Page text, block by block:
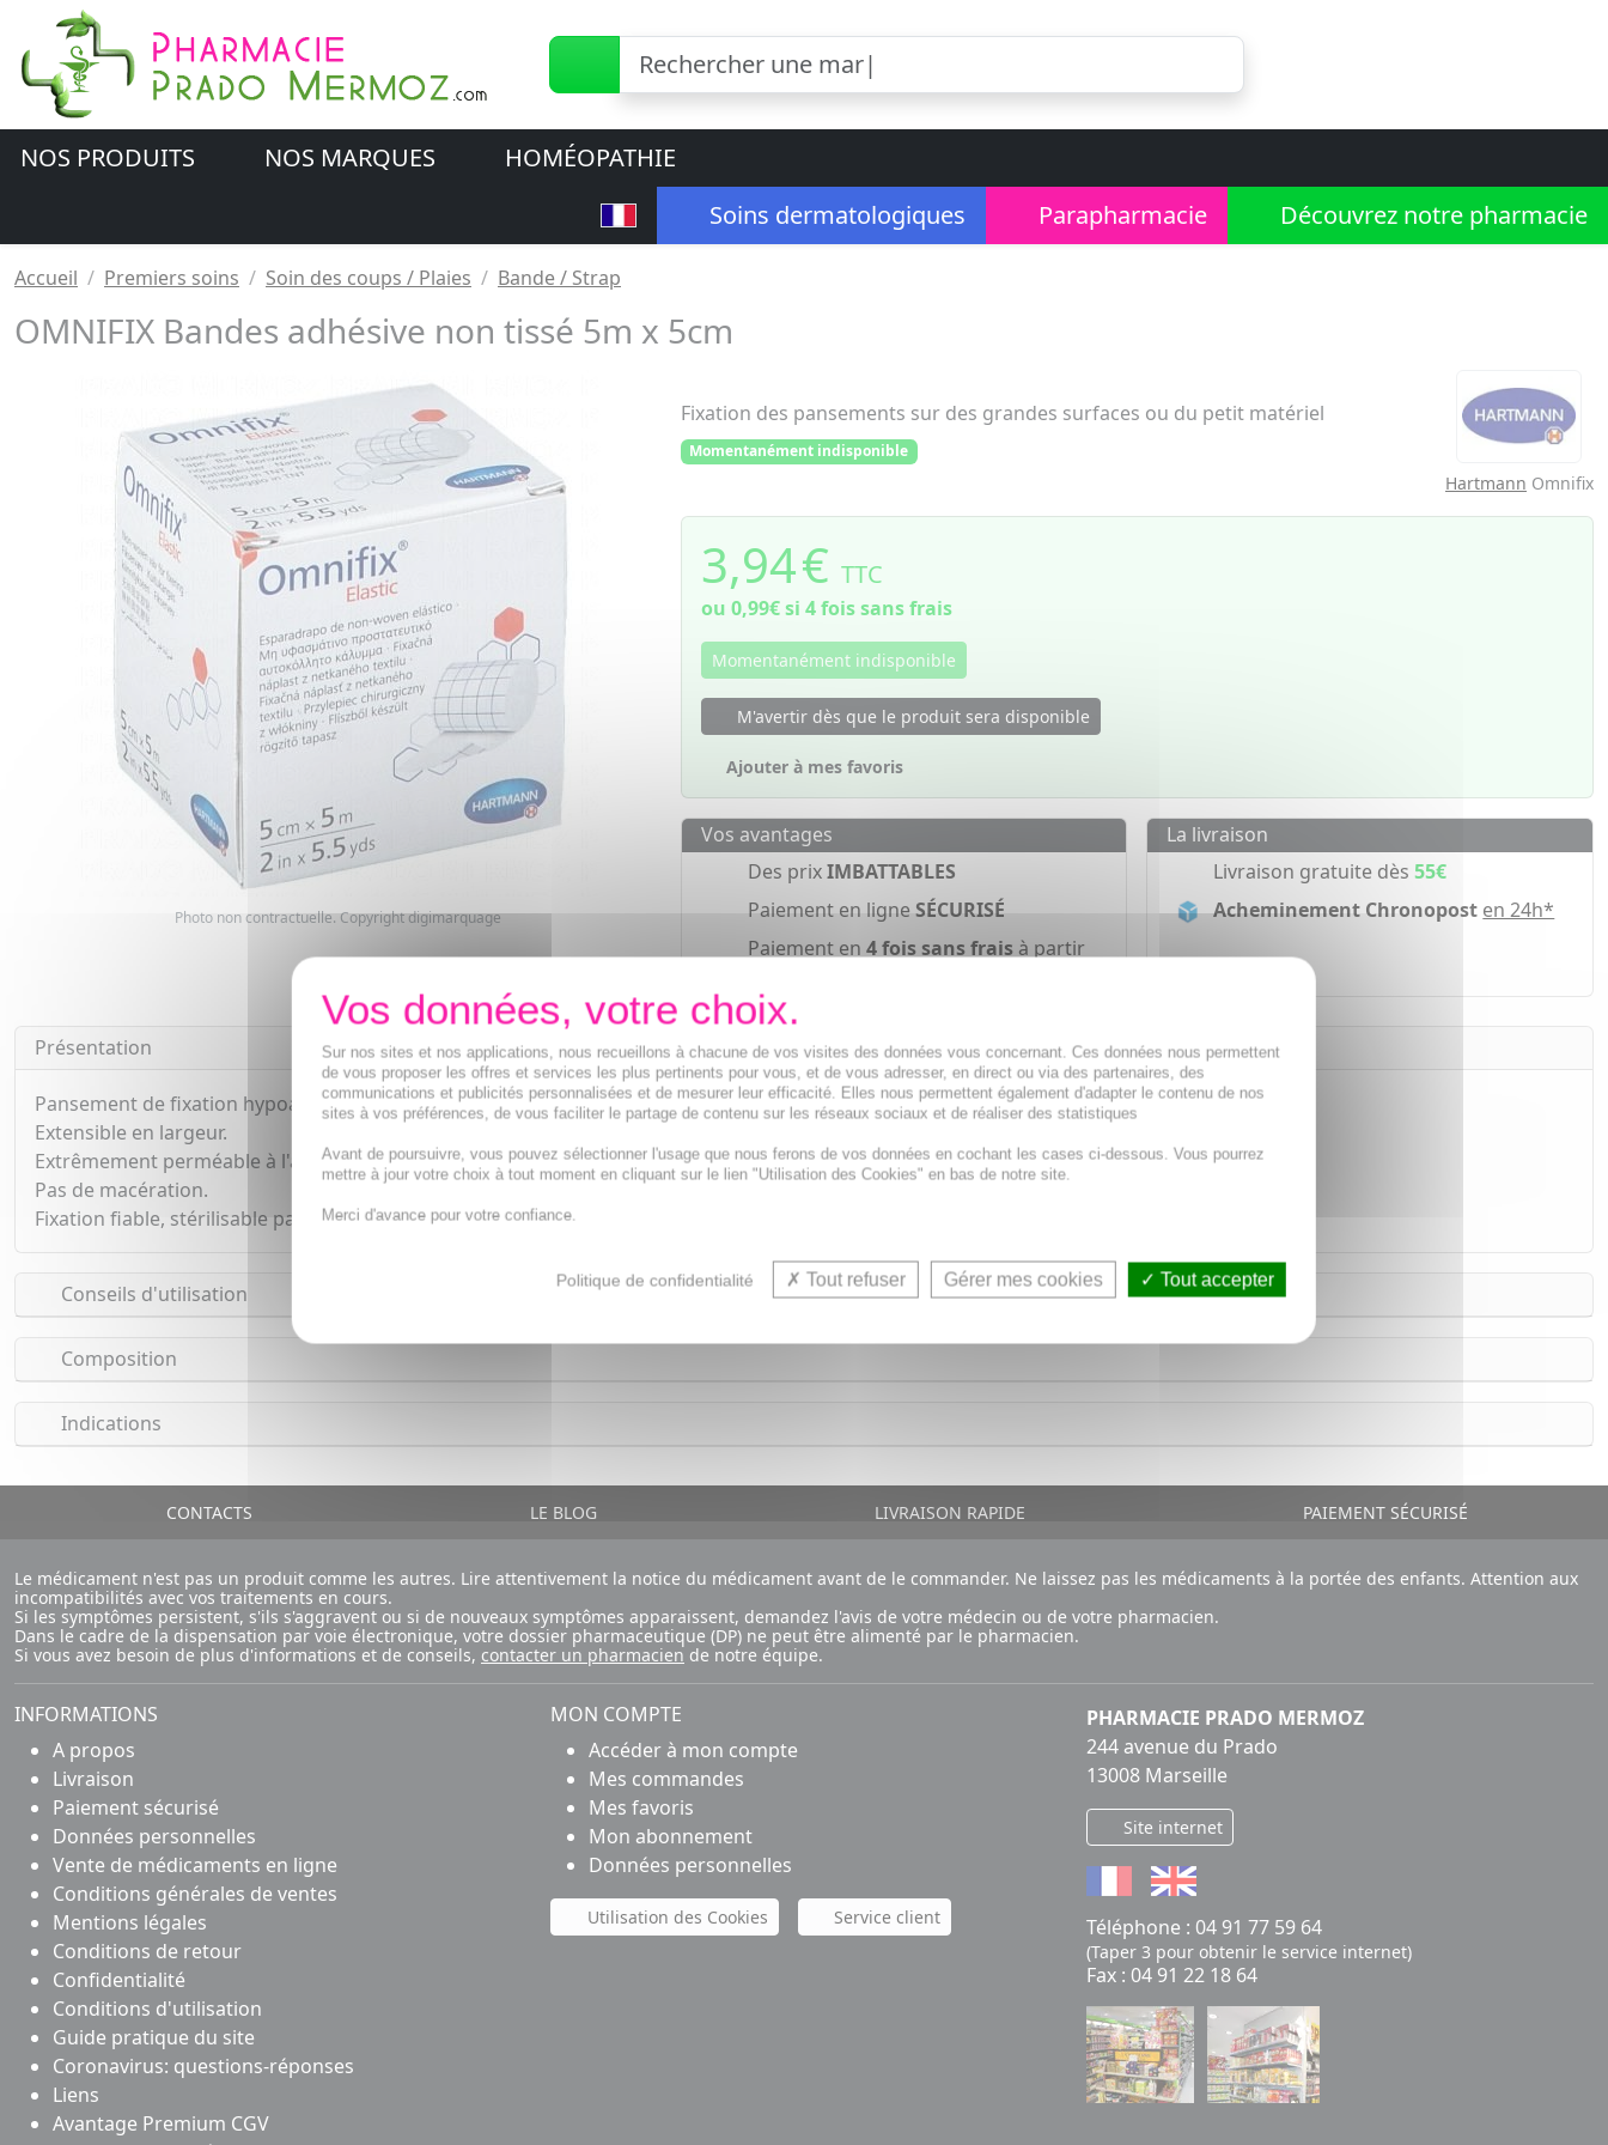
NOS PRODUITS NOS MARQUES
HOMÉOPATHIE
Soins dermatologiques
Parapharmacie Découvrez notre pharmacie
Accueil Premiers soins Soin des coups / Plaies Bande / Strap
OMNIFIX Bandes adhésive non tissé 5m x 5cm
Photo non contractuelle. Copyright digimarquage
Fixation des pansements sur des grandes surfaces ou du petit matériel
Momentanément indisponible
Hartmann Omnifix
3,94€ TTC
ou 0,99€si 4 fois sans frais
Momentanément indisponible
M'avertir dès que le produit sera disponible
Ajouter à mes favoris
Vos avantages
Des prixIMBATTABLES
Paiement en ligne SÉCURISÉ
Paiement en 4 fois sans fraisà partir
La livraison
Livraison gratuite dès55€
Acheminement Chronopost en 24h*
Présentation
Pansement de fixation hypoallergénique en non-tissé particulièrement doux et souple, avec un adhésif synthétique.
Extensible en largeur.
Extrêmement perméable à l'air et à la vapeur d'eau.
Pas de macération.
Fixation fiable, stérilisable par irradiation, indifférent aux radiations.
Conseils d'utilisation
Composition
Indications
CONTACTS LE BLOG LIVRAISON RAPIDE PAIEMENT SÉCURISÉ
Le médicament n'est pas un produit comme les autres. Lire attentivement la notice du médicament avant de le commander. Ne laissez pas les médicaments à la portée des enfants. Attention aux
incompatibilités avec vos traitements en cours.
Si les symptômes persistent, s'ils s'aggravent ou si de nouveaux symptômes apparaissent, demandez l'avis de votre médecin ou de votre pharmacien.
Dans le cadre de la dispensation par voie électronique, votre dossier pharmaceutique (DP) ne peut être alimenté par le pharmacien.
Si vous avez besoin de plus d'informations et de conseils, contacter un pharmacien de notre équipe.
INFORMATIONS
A propos
Livraison
Paiement sécurisé
Données personnelles
Vente de médicaments en ligne
Conditions générales de ventes
Mentions légales
Conditions de retour
Confidentialité
Conditions d'utilisation
Guide pratique du site
Coronavirus: questions-réponses
Liens
Avantage Premium CGV
MON COMPTE
Accéder à mon compte
Mes commandes
Mes favoris
Mon abonnement
Données personnelles
Utilisation des Cookies Service client
PHARMACIE PRADO MERMOZ
244 avenue du Prado
13008 Marseille
Site internet
Téléphone : 04 91 77 59 64
(Taper 3 pour obtenir le service internet)
Fax : 04 91 22 18 64
Sur nos sites et nos applications, nous recueillons à chacune de vos visites des données vous concernant. Ces données nous permettent
de vous proposer les offres et services les plus pertinents pour vous, et de vous adresser, en direct ou via des partenaires, des
communications et publicités personnalisées et de mesurer leur efficacité. Elles nous permettent également d'adapter le contenu de nos
sites à vos préférences, de vous faciliter le partage de contenu sur les réseaux sociaux et de réaliser des statistiques
Avant de poursuivre, vous pouvez sélectionner l'usage que nous ferons de vos données en cochant les cases ci-dessous. Vous pourrez
mettre à jour votre choix à tout moment en cliquant sur le lien "Utilisation des Cookies" en bas de notre site.
Merci d'avance pour votre confiance.
Politique de confidentialité Tout refuser Gérer mes cookies Tout accepter